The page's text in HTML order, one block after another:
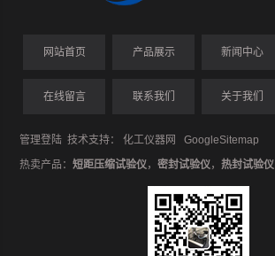
网站首页 产品展示 新闻中心
在线留言 联系我们 关于我们
管理登陆 技术支持：化工仪器网
GoogleSitemap
热卖产品：短距压缩试验仪，密封试验仪，热封试验仪